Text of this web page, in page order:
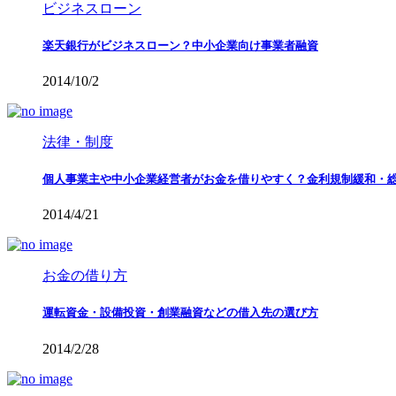
ビジネスローン
楽天銀行がビジネスローン？中小企業向け事業者融資
2014/10/2
法律・制度
個人事業主や中小企業経営者がお金を借りやすく？金利規制緩和・
2014/4/21
お金の借り方
運転資金・設備投資・創業融資などの借入先の選び方
2014/2/28